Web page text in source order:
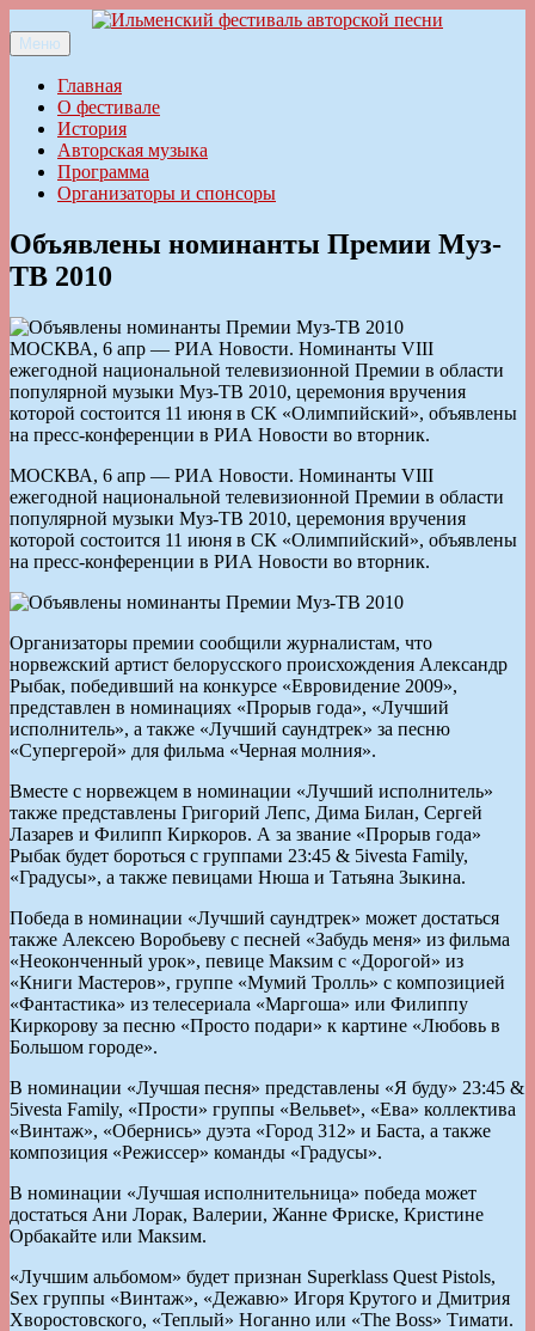
к
содержимому
Ильменский фестиваль авторской песни
Меню
Главная
О фестивале
История
Авторская музыка
Программа
Организаторы и спонсоры
Объявлены номинанты Премии Муз-
ТВ 2010
МОСКВА, 6 апр — РИА Новости. Номинанты VIII
ежегодной национальной телевизионной Премии в области
популярной музыки Муз-ТВ 2010, церемония вручения
которой состоится 11 июня в СК «Олимпийский», объявлены
на пресс-конференции в РИА Новости во вторник.
МОСКВА, 6 апр — РИА Новости. Номинанты VIII
ежегодной национальной телевизионной Премии в области
популярной музыки Муз-ТВ 2010, церемония вручения
которой состоится 11 июня в СК «Олимпийский», объявлены
на пресс-конференции в РИА Новости во вторник.
Организаторы премии сообщили журналистам, что
норвежский артист белорусского происхождения Александр
Рыбак, победивший на конкурсе «Евровидение 2009»,
представлен в номинациях «Прорыв года», «Лучший
исполнитель», а также «Лучший саундтрек» за песню
«Супергерой» для фильма «Черная молния».
Вместе с норвежцем в номинации «Лучший исполнитель»
также представлены Григорий Лепс, Дима Билан, Сергей
Лазарев и Филипп Киркоров. А за звание «Прорыв года»
Рыбак будет бороться с группами 23:45 & 5ivesta Family,
«Градусы», а также певицами Нюша и Татьяна Зыкина.
Победа в номинации «Лучший саундтрек» может достаться
также Алексею Воробьеву с песней «Забудь меня» из фильма
«Неоконченный урок», певице Макsим с «Дорогой» из
«Книги Мастеров», группе «Мумий Тролль» с композицией
«Фантастика» из телесериала «Маргоша» или Филиппу
Киркорову за песню «Просто подари» к картине «Любовь в
Большом городе».
В номинации «Лучшая песня» представлены «Я буду» 23:45 &
5ivesta Family, «Прости» группы «Вельвеt», «Ева» коллектива
«Винтаж», «Обернись» дуэта «Город 312» и Баста, а также
композиция «Режиссер» команды «Градусы».
В номинации «Лучшая исполнительница» победа может
достаться Ани Лорак, Валерии, Жанне Фриске, Кристине
Орбакайте или Макsим.
«Лучшим альбомом» будет признан Superklass Quest Pistols,
Sex группы «Винтаж», «Дежавю» Игоря Крутого и Дмитрия
Хворостовского, «Теплый» Ноганно или «The Boss» Тимати.